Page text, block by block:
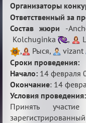
Организаторы
Ответственный за
Состав жюри -
Kolchuginka
,
,
Рыся,
vizant
Сроки проведения:
Начало: 14 февраля
Окончание: 14
Условия проведения:
Принять